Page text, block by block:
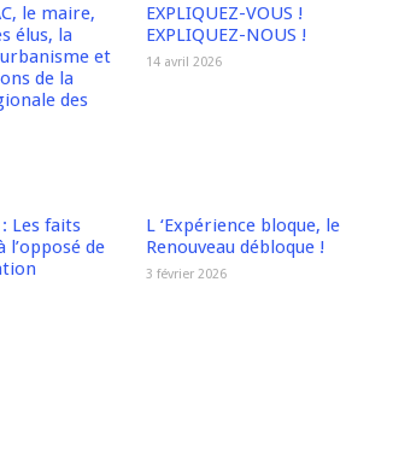
le maire,
élus, la
et
de la
des
EXPLIQUEZ-VOUS !
EXPLIQUEZ-NOUS !
14 avril 2026
Les faits
l’opposé de
L ‘Expérience bloque, le
Renouveau débloque !
3 février 2026